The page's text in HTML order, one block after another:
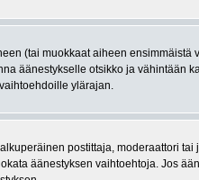
(tai muokkaat aiheen
äänestykselle otsikko ja vähintään
ylärajan.
postittaja, moderaattori
äänestyksen vaihtoehtoja. Jos